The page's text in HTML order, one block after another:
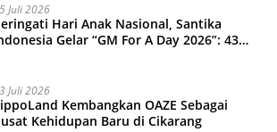
Juli 2026
Hari Anak Nasional, Santika
Gelar “GM For A Day 2026”: 43
Juli 2026
Kembangkan OAZE Sebagai
Kehidupan Baru di Cikarang